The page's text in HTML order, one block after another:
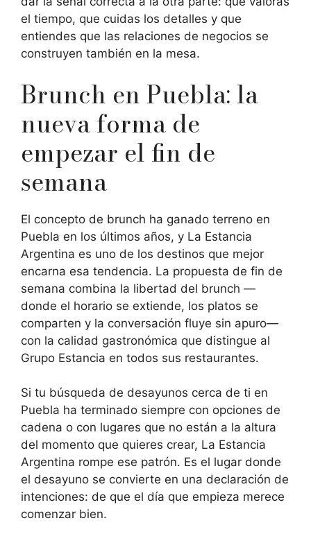
el tiempo, que cuidas los detalles y que
entiendes que las relaciones de negocios se
construyen también en la mesa.
Brunch en Puebla: la
nueva forma de
empezar el fin de
semana
El concepto de brunch ha ganado terreno en
Puebla en los últimos años, y La Estancia
Argentina es uno de los destinos que mejor
encarna esa tendencia. La propuesta de fin de
semana combina la libertad del brunch —
donde el horario se extiende, los platos se
comparten y la conversación fluye sin apuro—
con la calidad gastronómica que distingue al
Grupo Estancia en todos sus restaurantes.
Si tu búsqueda de desayunos cerca de ti en
Puebla ha terminado siempre con opciones de
cadena o con lugares que no están a la altura
del momento que quieres crear, La Estancia
Argentina rompe ese patrón. Es el lugar donde
el desayuno se convierte en una declaración de
intenciones: de que el día que empieza merece
comenzar bien.